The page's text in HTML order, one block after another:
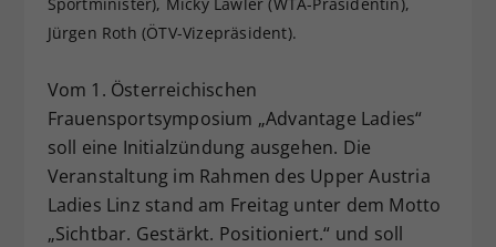
Jürgen Roth (ÖTV-Vizepräsident).
Vom 1. Österreichischen
Frauensportsymposium „Advantage Ladies“
soll eine Initialzündung ausgehen. Die
Veranstaltung im Rahmen des Upper Austria
Ladies Linz stand am Freitag unter dem Motto
„Sichtbar. Gestärkt. Positioniert.“ und soll
Zweck
Dieser Wert speichert Ihre Consent-
historische Speicherung Ihrer
vorgenommen Einstellungen, falls der
Webseiten-Betreiber dies eingestellt
hat.